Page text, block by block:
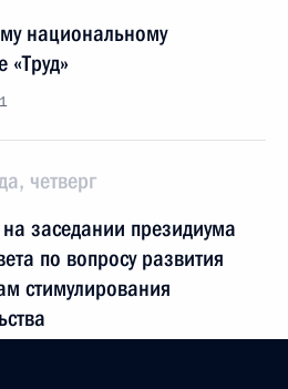
национальному
«Труд»
четверг
на заседании президиума
по вопросу развития
стимулирования